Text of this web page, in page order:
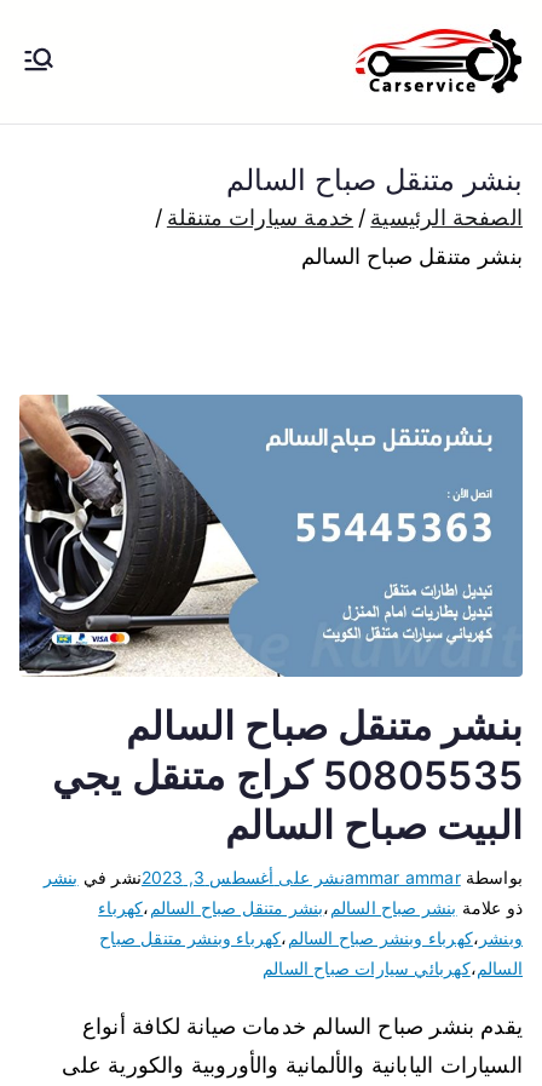
إلى
المحتوى
الكويت
بنشر متنقل الكويت كهرباء وبنشر تبديل
بارخص الاسعار
بنشر متنقل صباح السالم
الصفحة الرئيسية
خدمة سيارات متنقلة
بنشر متنقل صباح السالم
بنشر متنقل صباح السالم
50805535 كراج متنقل يجي
البيت صباح السالم
بواسطةammar ammarنشر على أغسطس 3, 2023 نشر في بنشر
ذو علامة بنشر صباح السالم،بنشر متنقل صباح السالم،كهرباء
وبنشر ،كهرباء وبنشر صباح السالم،كهرباء وبنشر متنقل صباح
السالم،كهربائي سيارات صباح السالم
يقدم بنشر صباح السالم خدمات صيانة لكافة أنواع
السيارات اليابانية والألمانية والأوروبية والكورية على